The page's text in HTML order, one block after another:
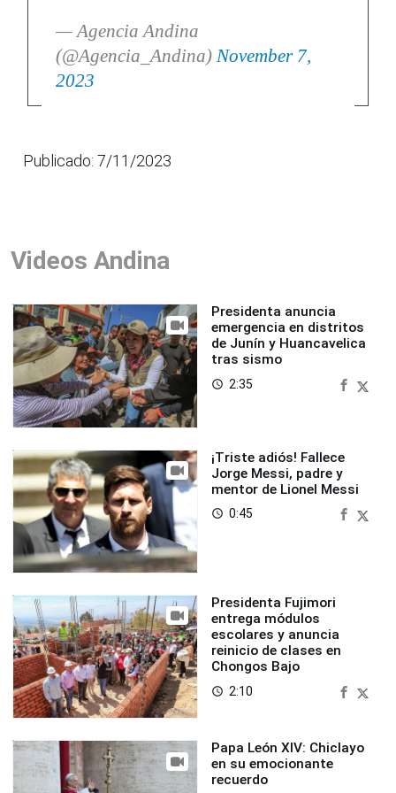
— Agencia Andina
(@Agencia_Andina) November 7,
2023
Publicado: 7/11/2023
Videos Andina
Presidenta anuncia
emergencia en distritos
de Junín y Huancavelica
tras sismo
access_time 2:35
¡Triste adiós! Fallece
Jorge Messi, padre y
mentor de Lionel Messi
access_time 0:45
Presidenta Fujimori
entrega módulos
escolares y anuncia
reinicio de clases en
Chongos Bajo
access_time 2:10
Papa León XIV: Chiclayo
en su emocionante
recuerdo